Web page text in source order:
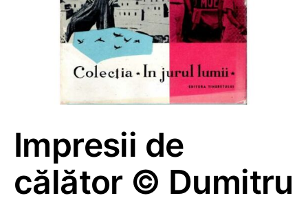
Impresii de
călător © Dumitru